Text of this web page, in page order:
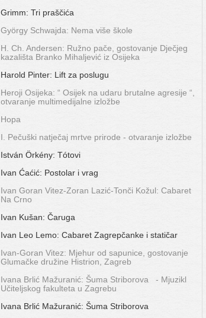
Grimm: Tri praščića
György Schwajda: Nema više škole
H. Ch. Andersen: Ružno pače, gostovanje Dječjeg
kazališta Branko Mihaljević iz Osijeka
Harold Pinter: Lift za poslugu
Heroji Osijeka: “ Osijek na udaru brutalne agresije “,
otvaranje multimedijalne izložbe
Hopa
I. Pečuški natječaj mrtve prirode - otvaranje izložbe
István Örkény: Tótovi
Ivan Ćaćić: Postolar i vrag
Ivan Goran Vitez-Zoran Lazić-Tonči Kožul: Cabaret
Na Crno
Ivan Kušan: Čaruga
Ivan Leo Lemo: Cabaret Zagrepčanke i statičar
Ivan-Goran Vitez: Mjehur od sapunice, gostovanje
Glumačke družine Histrion, Zagreb
Ivana Brlić Mažuranić: Šuma Striborova - Mjuzikl
Učiteljskog fakulteta u Zagrebu
Ivana Brlić Mažuranić: Šuma Striborova